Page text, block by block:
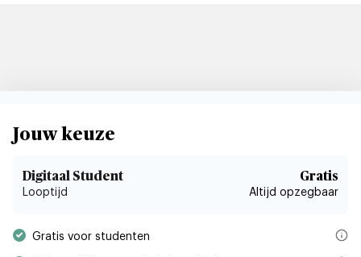
Digitaal Student
Jouw keuze
Digitaal Student Gratis
Looptijd Altijd opzegbaar
Gratis voor studenten
Het studentenabonnement op Trouw is gratis voor alle